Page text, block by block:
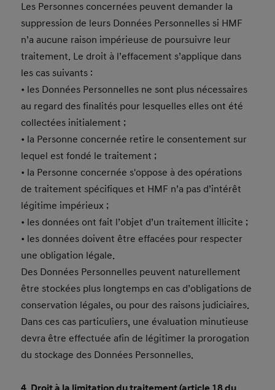
Les Personnes concernées peuvent demander la
suppression de leurs Données Personnelles si HMF
n’a aucune raison impérieuse de poursuivre leur
traitement. Le droit à l’effacement s’applique dans
les cas suivants :
• les Données Personnelles ne sont plus nécessaires
au regard des finalités pour lesquelles elles ont été
collectées initialement ;
• la Personne concernée retire le consentement sur
lequel est fondé le traitement ;
• la Personne concernée s'oppose à des opérations
de traitement spécifiques et HMF n’a pas d’intérêt
légitime impérieux ;
• les données ont fait l’objet d’un traitement illicite ;
• les données doivent être effacées pour respecter
une obligation légale.
Des Données Personnelles peuvent naturellement
être stockées plus longtemps en cas d’obligations de
conservation légales, ou pour des raisons judiciaires.
Dans ces cas particuliers, une évaluation minutieuse
devra être effectuée afin de légitimer la prorogation
du stockage des Données Personnelles.